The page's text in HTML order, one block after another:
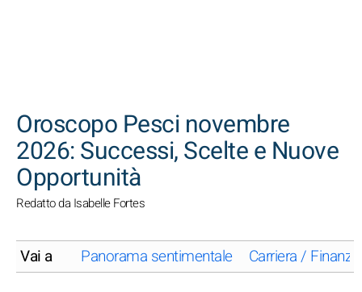
Oroscopo Pesci novembre
2026: Successi, Scelte e Nuove
Opportunità
Redatto da Isabelle Fortes
Vai a Panorama sentimentale Carriera / Finanze